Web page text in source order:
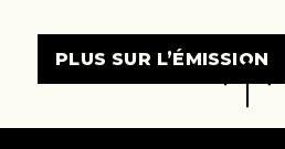
PLUS SUR L’ÉMISSION